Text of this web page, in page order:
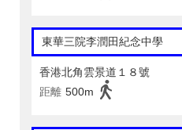
東華三院李潤田紀念中學
香港北角雲景道１８號
距離 500m